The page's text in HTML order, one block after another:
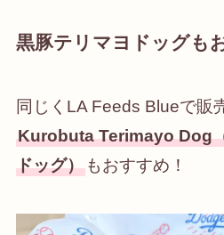
黒豚テリマヨドッグも
同じくLA Feeds Blueで販
Kurobuta Terimayo Dog
ドッグ）もおすすめ！